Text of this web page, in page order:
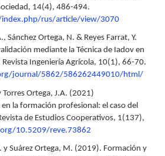
14(4), 486-494.
rus/article/view/3070
Sánchez Ortega, N. & Reyes Farrat, Y.
mediante la Técnica de Iadov en
Ingeniería Agrícola, 10(1), 66-70.
journal/5862/586262449010/html/
Torres Ortega, J.A. (2021)
la formación profesional: el caso del
Revista de Estudios Cooperativos, 1(137),
10.5209/reve.73862
y Suárez Ortega, M. (2019). Formación y